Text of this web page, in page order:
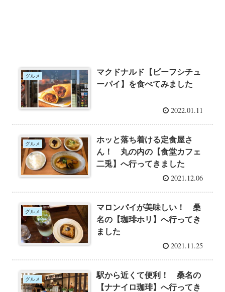
グルメ
マクドナルド【ビーフシチュ
ーパイ】を食べてみました
2022.01.11
グルメ
ホッと落ち着ける定食屋さ
ん！ 丸の内の【食堂カフェ
二兎】へ行ってきました
2021.12.06
グルメ
マロンパイが美味しい！ 桑
名の【珈琲ホリ】へ行ってき
ました
2021.11.25
グルメ
駅から近くて便利！ 桑名の
【ナナイロ珈琲】へ行ってき